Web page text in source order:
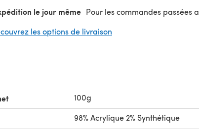
le jour même Pour les commandes passées
les options de livraison
100g
98% Acrylique 2% Synthétique